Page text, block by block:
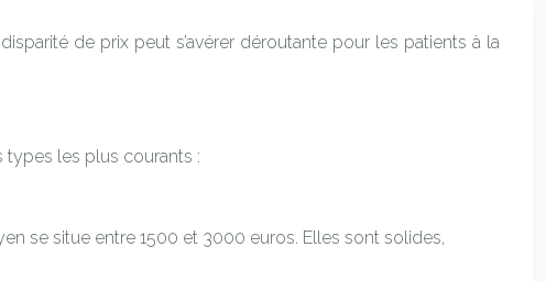
de prix peut s’avérer déroutante pour les patients à la
types les plus courants :
se situe entre 1500 et 3000 euros. Elles sont solides,